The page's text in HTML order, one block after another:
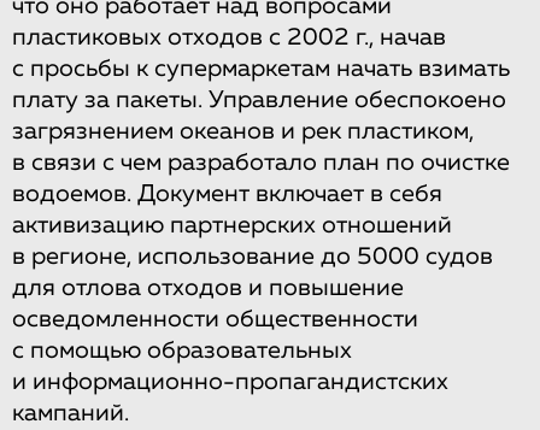
что оно работает над вопросами
пластиковых отходов с 2002 г., начав
с просьбы к супермаркетам начать взимать
плату за пакеты. Управление обеспокоено
загрязнением океанов и рек пластиком,
в связи с чем разработало план по очистке
водоемов. Документ включает в себя
активизацию партнерских отношений
в регионе, использование до 5000 судов
для отлова отходов и повышение
осведомленности общественности
с помощью образовательных
и информационно-пропагандистских
кампаний.